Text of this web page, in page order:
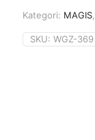
Kategori: MAGIS
SKU: WGZ-369